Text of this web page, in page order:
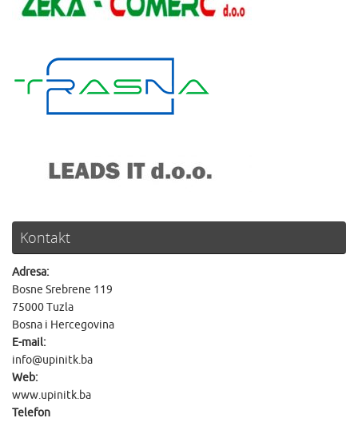
Kontakt
Adresa:
Bosne Srebrene 119
75000 Tuzla
Bosna i Hercegovina
E-mail:
info@upinitk.ba
Web:
www.upinitk.ba
Telefon